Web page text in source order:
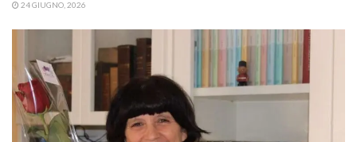
24 GIUGNO, 2026